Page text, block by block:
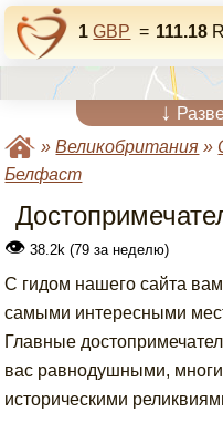
1 GBP = 111.18
↓
»Великобритания »
Белфаст
👁 38.2k (79 за неделю)
С гидом нашего сайта
самыми интересными
Главные
вас равнодушными,
историческими